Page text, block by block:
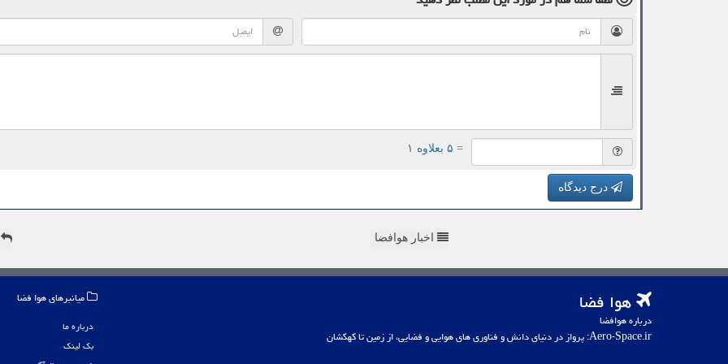
= ۵ بعلاوه ۱
درج دیدگاه
اخبار هوافضا
هوا فضا
درباره هوافضا
Aero-Space.ir: پرواز در دنیای دانش و فناوری های هوایی و فضایی، از زمین تا کهکشان
میانبرهای هوا فضا
درباره ما
بک لینک